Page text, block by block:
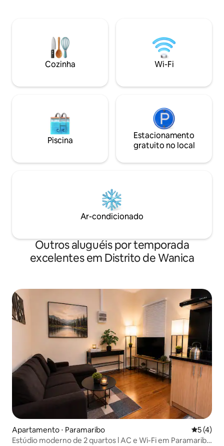
estadias mais longas, uma workation ou
alguns dias em um ritmo mais lento.
comerciais,
instalações de
estradas fazem
para viajantes de
Cozinha Wi-Fi
Piscina
Estacionamento
gratuito no local
Ar-condicionado
Outros aluguéis por temporada
excelentes em Distrito de Wanica
Apartamento ⋅ Paramaribo 5 de
5 (4)
Estúdio moderno de 2 quartos l AC e Wi-Fi em Paramaribo